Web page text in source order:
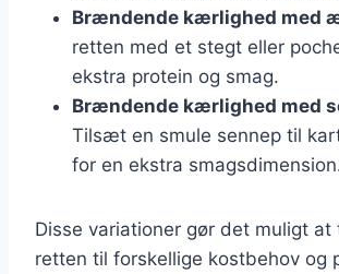
Brændende kærlighed med
retten med et stegt eller
ekstra protein og smag.
Brændende kærlighed med
Tilsæt en smule sennep til
for en ekstra
Disse variationer gør det muligt at
retten til forskellige kostbehov og